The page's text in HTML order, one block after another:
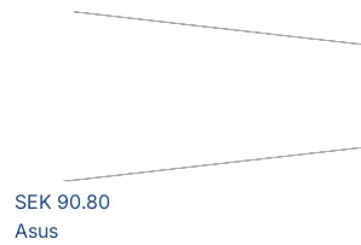
SEK 90.80
Asus